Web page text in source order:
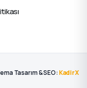
Tasarım & SEO: KadirX